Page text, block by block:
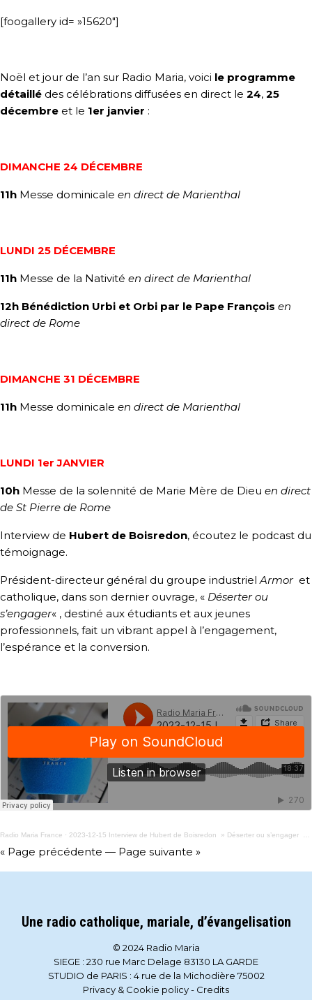
[foogallery id= »15620″]
Noël et jour de l’an sur Radio Maria, voici le programme
détaillé des célébrations diffusées en direct le 24, 25
décembre et le 1er janvier :
DIMANCHE 24 DÉCEMBRE
11h Messe dominicale en direct de Marienthal
LUNDI 25 DÉCEMBRE
11h Messe de la Nativité en direct de Marienthal
12h Bénédiction Urbi et Orbi par le Pape François en
direct de Rome
DIMANCHE 31 DÉCEMBRE
11h Messe dominicale en direct de Marienthal
LUNDI 1er JANVIER
10h Messe de la solennité de Marie Mère de Dieu en direct
de St Pierre de Rome
Interview de Hubert de Boisredon, écoutez le podcast du
témoignage.
Président-directeur général du groupe industrielArmor et
catholique, dans son dernier ouvrage, « Déserter ou
s’engager« , destiné aux étudiants et aux jeunes
professionnels, fait un vibrant appel à l’engagement,
l’espérance et la conversion.
Radio Maria France · 2023-12-15 Interview de Hubert de Boisredon » Déserter ou s’engager » Livre
« Page précédente — Page suivante »
Une radio catholique, mariale, d’évangelisation
© 2024 Radio Maria
SIEGE : 230 rue Marc Delage 83130 LA GARDE
STUDIO de PARIS : 4 rue de la Michodière 75002
Privacy & Cookie policy- Credits